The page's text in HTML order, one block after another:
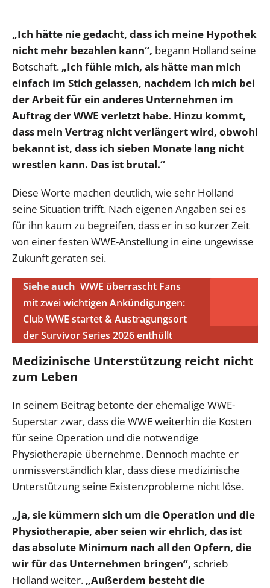
„Ich hätte nie gedacht, dass ich meine Hypothek
nicht mehr bezahlen kann“, begann Holland seine
Botschaft. „Ich fühle mich, als hätte man mich
einfach im Stich gelassen, nachdem ich mich bei
der Arbeit für ein anderes Unternehmen im
Auftrag der WWE verletzt habe. Hinzu kommt,
dass mein Vertrag nicht verlängert wird, obwohl
bekannt ist, dass ich sieben Monate lang nicht
wrestlen kann. Das ist brutal.“
Diese Worte machen deutlich, wie sehr Holland
seine Situation trifft. Nach eigenen Angaben sei es
für ihn kaum zu begreifen, dass er in so kurzer Zeit
von einer festen WWE-Anstellung in eine ungewisse
Zukunft geraten sei.
Siehe auch WWE überrascht Fans
mit zwei wichtigen Ankündigungen:
Club WWE startet & Austragungsort
der Survivor Series 2026 enthüllt
Medizinische Unterstützung reicht nicht
zum Leben
In seinem Beitrag betonte der ehemalige WWE-
Superstar zwar, dass die WWE weiterhin die Kosten
für seine Operation und die notwendige
Physiotherapie übernehme. Dennoch machte er
unmissverständlich klar, dass diese medizinische
Unterstützung seine Existenzprobleme nicht löse.
„Ja, sie kümmern sich um die Operation und die
Physiotherapie, aber seien wir ehrlich, das ist
das absolute Minimum nach all den Opfern, die
wir für das Unternehmen bringen“, schrieb
Holland weiter. „Außerdem besteht die